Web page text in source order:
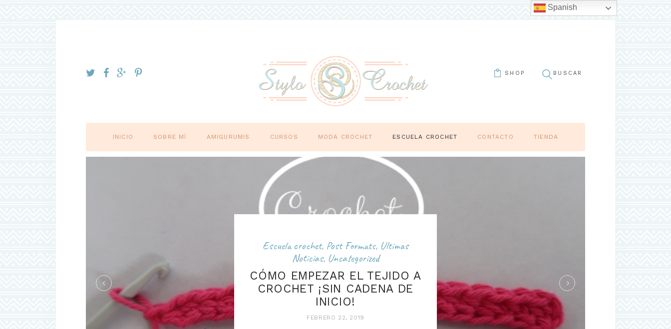
SHOP
INICIO SOBRE MÍ AMIGURUMIS CURSOS MODA CROCHET ESCUELA CROCHET CONTACTO TIENDA
Escuela crochet, Post Formats, Ultimas
Noticias, Uncategorized
CÓMO EMPEZAR EL TEJIDO A
CROCHET ¡SIN CADENA DE
INICIO!
FEBRERO 22, 2019
Spanish